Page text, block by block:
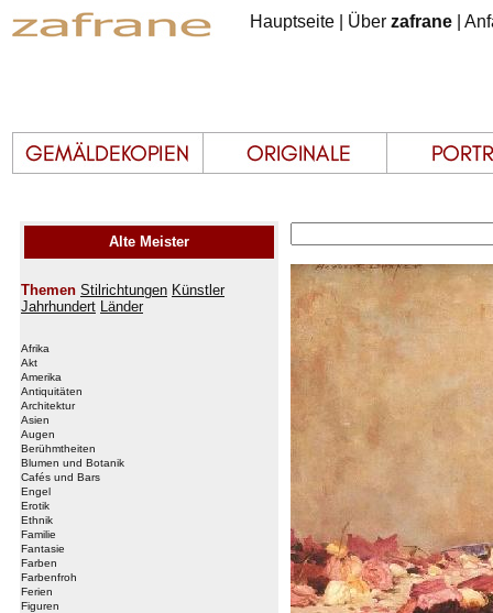
Hauptseite Über zafrane
Alte Meister
Themen Stilrichtungen Künstler
Jahrhundert Länder
Afrika
Akt
Amerika
Antiquitäten
Architektur
Asien
Augen
Berühmtheiten
Blumen und Botanik
Cafés und Bars
Engel
Erotik
Ethnik
Familie
Fantasie
Farben
Farbenfroh
Ferien
Figuren